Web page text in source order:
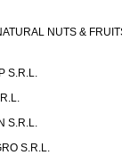
NUTS &
S.R.L.
S.R.L.
S.R.L.